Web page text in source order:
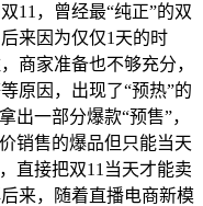
11，曾经最“纯正”的双
来因为仅仅1天的时
商家准备也不够充分，
原因，出现了“预热”的
出一部分爆款“预售”，
销售的爆品但只能当天
直接把双11当天才能卖
来，随着直播电商新模